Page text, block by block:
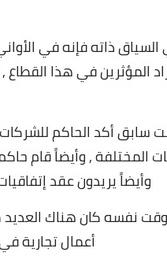
ذاته فإنه في
المؤثرين في هذا القطاع ,
أكد الحاكم للشركات
المختلفة , وأيضاً قام
وأيضاً يريدون عقد
نفسه كان هناك
أعمال تجارية